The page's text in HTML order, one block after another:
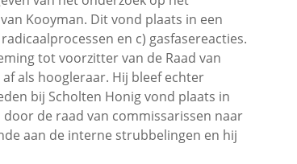
Kooyman. Dit vond plaats in een
en c) gasfasereacties.
tot voorzitter van de Raad van
als hoogleraar. Hij bleef echter
bij Scholten Honig vond plaats in
de raad van commissarissen naar
aan de interne strubbelingen en hij